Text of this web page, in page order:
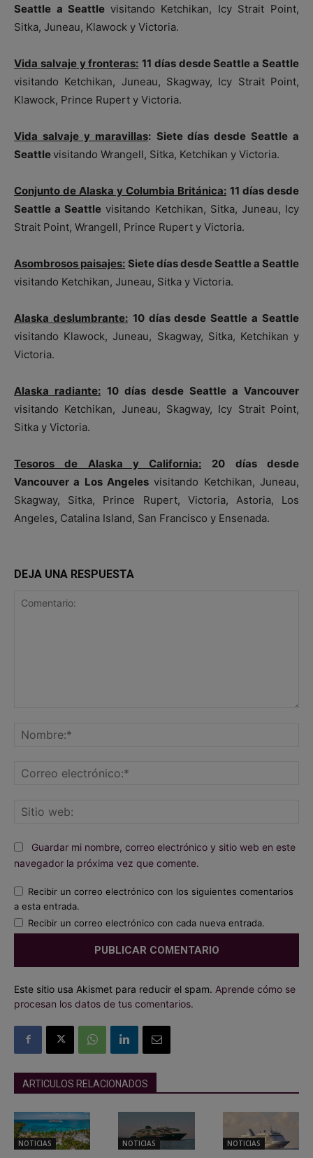
Seattle a Seattle visitando Ketchikan, Icy Strait Point,
Sitka, Juneau, Klawock y Victoria.
Vida salvaje y fronteras: 11 días desde Seattle a Seattle
visitando Ketchikan, Juneau, Skagway, Icy Strait Point,
Klawock, Prince Rupert y Victoria.
Vida salvaje y maravillas: Siete días desde Seattle a
Seattlevisitando Wrangell, Sitka, Ketchikan y Victoria.
Conjunto de Alaska y Columbia Británica: 11 días desde
Seattle a Seattle visitando Ketchikan, Sitka, Juneau, Icy
Strait Point, Wrangell, Prince Rupert y Victoria.
Asombrosos paisajes: Siete días desde Seattle a Seattle
visitando Ketchikan, Juneau, Sitka y Victoria.
Alaska deslumbrante: 10 días desde Seattle a Seattle
visitando Klawock, Juneau, Skagway, Sitka, Ketchikan y
Victoria.
Alaska radiante: 10 días desde Seattle a Vancouver
visitando Ketchikan, Juneau, Skagway, Icy Strait Point,
Sitka y Victoria.
Tesoros de Alaska y California:
20 días desde
Vancouver a Los Angeles visitando Ketchikan, Juneau,
Skagway, Sitka, Prince Rupert, Victoria, Astoria, Los
Angeles, Catalina Island, San Francisco y Ensenada.
DEJA UNA RESPUESTA
Guardar mi nombre, correo electrónico y sitio web en este
navegador la próxima vez que comente.
Recibir un correo electrónico con los siguientes comentarios
a esta entrada.
Recibir un correo electrónico con cada nueva entrada.
Este sitio usa Akismet para reducir el spam. Aprende cómo se
procesan los datos de tus comentarios.
ARTICULOS RELACIONADOS
NOTICIAS NOTICIAS NOTICIAS